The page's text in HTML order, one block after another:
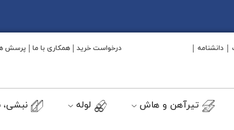
دانشنامه درخواست خرید همکاری با ما پرسش
تیرآهن و هاش لوله نبشی،